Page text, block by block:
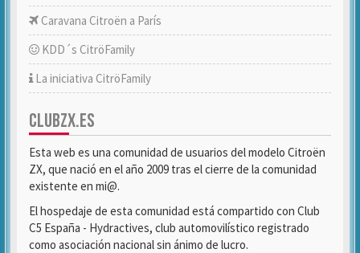
Caravana Citroën a París
KDD´s CitröFamily
La iniciativa CitröFamily
CLUBZX.ES
Esta web es una comunidad de usuarios del modelo Citroën
ZX, que nació en el año 2009 tras el cierre de la comunidad
existente en mi@.
El hospedaje de esta comunidad está compartido con Club
C5 España - Hydractives, club automovilístico registrado
como asociación nacional sin ánimo de lucro.